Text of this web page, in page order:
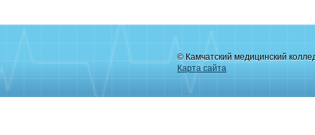
© Камчатский медицинский
Карта сайта